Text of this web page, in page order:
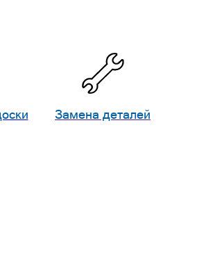
Замена деталей